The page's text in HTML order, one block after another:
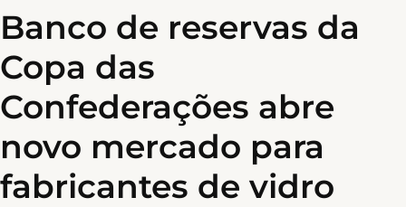
Banco de reservas da
Copa das
Confederações abre
novo mercado para
fabricantes de vidro